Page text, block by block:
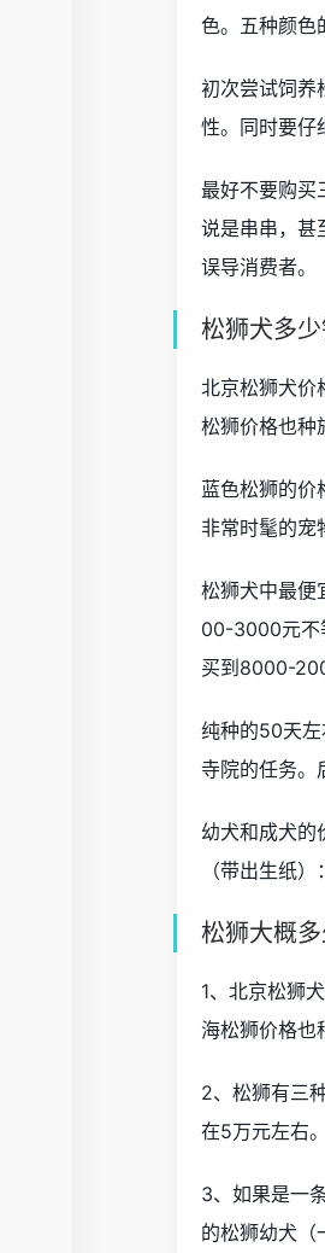
色。五种颜色
初次尝试饲养
性。同时要仔
最好不要购买
说是串串，甚
误导消费者。
松狮犬多
北京松狮犬价
松狮价格也种
蓝色松狮的价
非常时髦的宠
松狮犬中最便
00-3000元不
买到8000-
纯种的50天
寺院的任务。
幼犬和成犬
（带出生纸
松狮大概
1、北京松狮
海松狮价格也
2、松狮有三
在5万元左右
3、如果是一
的松狮幼犬（